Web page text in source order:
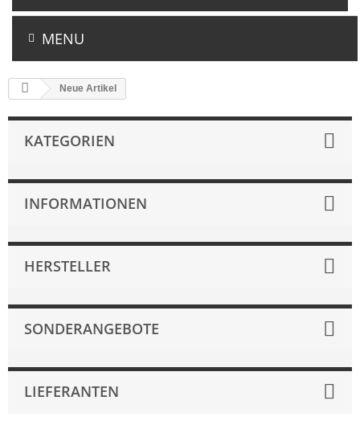
MENU
Neue Artikel
KATEGORIEN
INFORMATIONEN
HERSTELLER
SONDERANGEBOTE
LIEFERANTEN